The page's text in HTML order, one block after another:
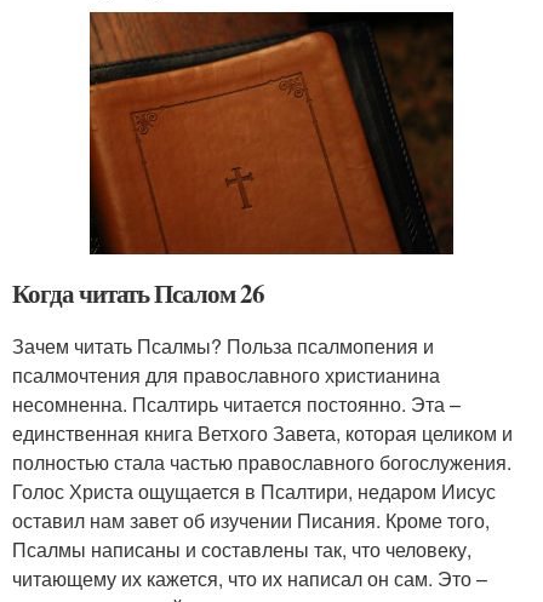
Когда читать Псалом 26
Зачем читать Псалмы? Польза псалмопения и
псалмочтения для православного христианина
несомненна. Псалтирь читается постоянно. Эта –
единственная книга Ветхого Завета, которая целиком и
полностью стала частью православного богослужения.
Голос Христа ощущается в Псалтири, недаром Иисус
оставил нам завет об изучении Писания. Кроме того,
Псалмы написаны и составлены так, что человеку,
читающему их кажется, что их написал он сам. Это –